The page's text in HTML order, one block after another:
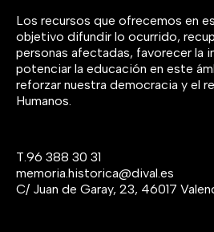
Los recursos que ofrecemos en
objetivo difundir lo ocurrido,
personas afectadas, favorecer la
potenciar la educación en este
reforzar nuestra democracia y el
Humanos.
T. 96 388 30 31
memoria.historica@dival.es
C/ Juan de Garay, 23, 46017